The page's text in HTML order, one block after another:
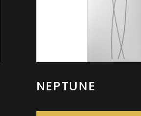
NEPTUNE